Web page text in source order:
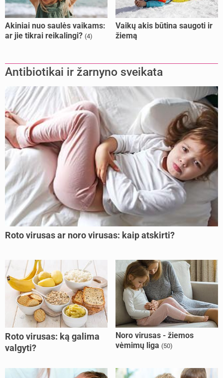
Akiniai nuo saulės vaikams:
ar jie tikrai reikalingi? (4)
Vaikų akis būtina saugoti ir
žiemą
Antibiotikai ir žarnyno sveikata
Roto virusas ar noro virusas: kaip atskirti?
Roto virusas: ką galima
valgyti?
Noro virusas - žiemos
vėmimų liga (50)